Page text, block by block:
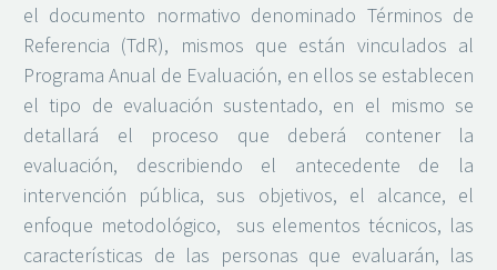
el documento normativo denominado Términos de
Referencia (TdR), mismos que están vinculados al
Programa Anual de Evaluación, en ellos se establecen
el tipo de evaluación sustentado, en el mismo se
detallará el proceso que deberá contener la
evaluación, describiendo el antecedente de la
intervención pública, sus objetivos, el alcance, el
enfoque metodológico, sus elementos técnicos, las
características de las personas que evaluarán, las